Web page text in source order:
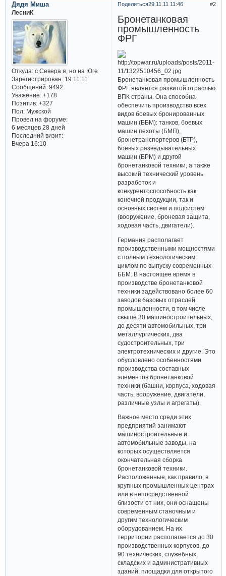
Поделиться 2
29.11.11 11:46
Дядя Миша
ЛесниК
Откуда:с Севера я, но на Юге
Зарегистрирован: 19.11.11
Сообщений:9492
Уважение: +178
Позитив: +327
Пол:Мужской
Провел на форуме:
6 месяцев 28 дней
Последний визит:
Вчера 16:10
Бронетанковая
промышленность
ФРГ
Бронетанковая промышленность
ФРГ является развитой отраслью
ВПК страны. Она способна
обеспечить производство всех
видов боевых бронированных
машин (ББМ): танков, боевых
машин пехоты (БМП),
бронетранспортеров (БТР),
боевых разведывательных
машин (БРМ) и другой
бронетанковой техники, а также
высокий технический уровень
разработок и
конкурентоспособность как
конечной продукции, так и
основных систем и подсистем
(вооружение, броневая защита,
ходовая часть, двигатели).
Германия располагает
производственными мощностями
с полным технологическим
циклом по выпуску современных
ББМ. В настоящее время в
производстве бронетанковой
техники задействовано более 60
заводов базовых отраслей
промышленности, в том числе
свыше 30 машиностроительных,
до десяти автомобильных, три
металлургических, два
судостроительных, три
электротехнических и другие. Это
обусловлено особенностями
производства составных
элементов бронетанковой
техники (башни, корпуса, ходовая
часть, вооружение, двигатели,
различные узлы и агрегаты).
Важное место среди этих
предприятий занимают
машиностроительные и
автомобильные заводы, на
которых осуществляется
окончательная сборка
бронетанковой техники.
Расположенные, как правило, в
крупных промышленных центрах
или в непосредственной
близости от них, они оснащены
современным станочным и
другим технологическим
оборудованием. На их
территории располагается до 30
производственных корпусов, до
90 технических, служебных,
складских и административных
зданий, площадки для открытого